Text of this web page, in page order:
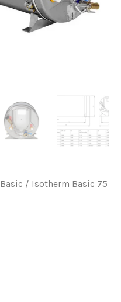
Basic / Isotherm Basic 75